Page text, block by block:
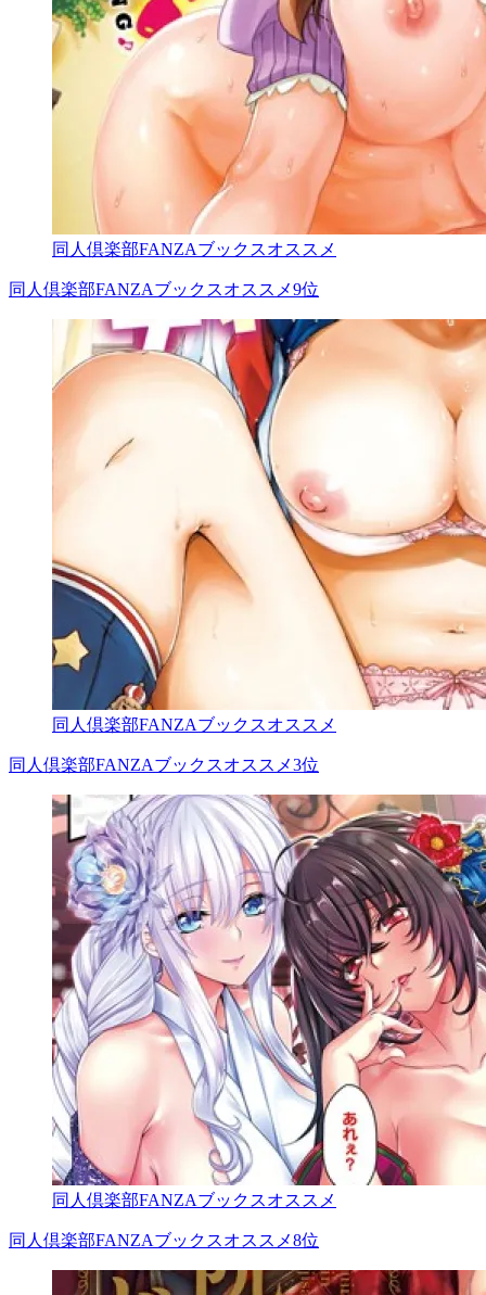
同人倶楽部FANZAブックスオススメ
同人倶楽部FANZAブックスオススメ9位
同人倶楽部FANZAブックスオススメ
同人倶楽部FANZAブックスオススメ3位
同人倶楽部FANZAブックスオススメ
同人倶楽部FANZAブックスオススメ8位